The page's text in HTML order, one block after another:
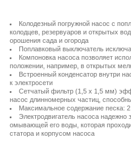
Колодезный погружной насос с
колодцев, резервуаров и открытых
орошения сада и огорода
Поплавковый выключатель
Компоновка насоса позволяет
положении, например, в открытых
Встроенный конденсатор внутри
к электросети
Сетчатый фильтр (1,5 х 1,5 мм)
насос длинномерных частиц,
Максимальное содержание песка: 2
Электродвигатель насоса
омывающей его воды, которая
статора и корпусом насоса